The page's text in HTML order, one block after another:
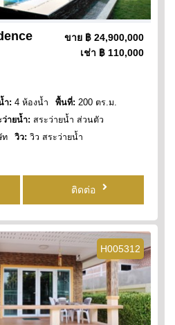
ขาย ฿ 24,900,000
เช่า ฿ 110,000
ำ: 4 ห้องน้ำ พื้นที่: 200 ตร.ม.
ว่ายน้ำ: สระว่ายน้ำ ส่วนตัว
ท วิว: วิว สระว่ายน้ำ
ติดต่อ
H005312